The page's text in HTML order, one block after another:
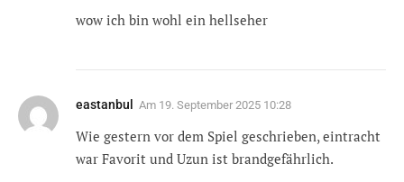
wow ich bin wohl ein hellseher
eastanbul Am 19. September 2025 10:28
Wie gestern vor dem Spiel geschrieben, eintracht
war Favorit und Uzun ist brandgefährlich.